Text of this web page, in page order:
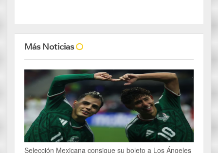
Más Noticias
Selección Mexicana consigue su boleto a Los Ángeles